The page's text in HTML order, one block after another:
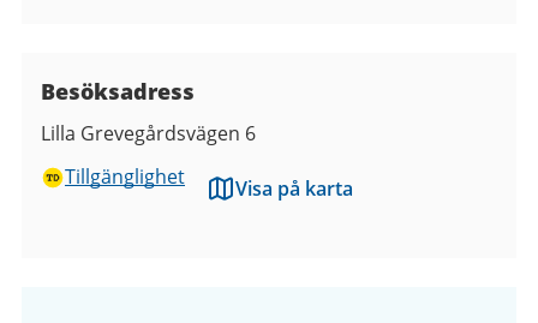
Besöksadress
Lilla Grevegårdsvägen 6
Tillgänglighet
Visa på karta